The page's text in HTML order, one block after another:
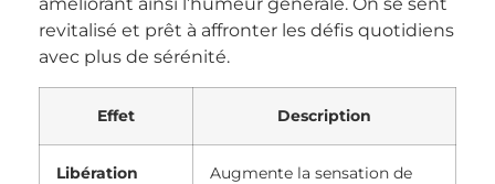
revitalisé et prêt à affronter les défis quotidiens
avec plus de sérénité.
Effet Description
Libération
Augmente la sensation de